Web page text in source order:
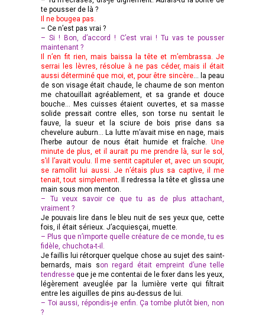
te pousser de là ?
Il ne bougea pas.
– Ce n’est pas vrai ?
– Si ! Bon, d’accord ! C’est vrai ! Tu vas te pousser
maintenant ?
Il n’en fit rien, mais baissa la tête et m’embrassa. Je
serrai les lèvres, résolue à ne pas céder, mais il était
aussi déterminé que moi, et, pour être sincère… la peau
de son visage était chaude, le chaume de son menton
me chatouillait agréablement, et sa grande et douce
bouche… Mes cuisses étaient ouvertes, et sa masse
solide pressait contre elles, son torse nu sentait le
fauve, la sueur et la sciure de bois prise dans sa
chevelure auburn… La lutte m’avait mise en nage, mais
l’herbe autour de nous était humide et fraîche. Une
minute de plus, et il aurait pu me prendre là, sur le sol,
s’il l’avait voulu. Il me sentit capituler et, avec un soupir,
se ramollit lui aussi. Je n’étais plus sa captive, il me
tenait, tout simplement. Il redressa la tête et glissa une
main sous mon menton.
– Tu veux savoir ce que tu as de plus attachant,
vraiment ?
Je pouvais lire dans le bleu nuit de ses yeux que, cette
fois, il était sérieux. J’acquiesçai, muette.
– Plus que n’importe quelle créature de ce monde, tu es
fidèle, chuchota-t-il.
Je faillis lui rétorquer quelque chose au sujet des saint-
bernards, mais son regard était empreint d’une telle
tendresse que je me contentai de le fixer dans les yeux,
légèrement aveuglée par la lumière verte qui filtrait
entre les aiguilles de pins au-dessus de lui.
– Toi aussi, répondis-je enfin. Ça tombe plutôt bien, non
?